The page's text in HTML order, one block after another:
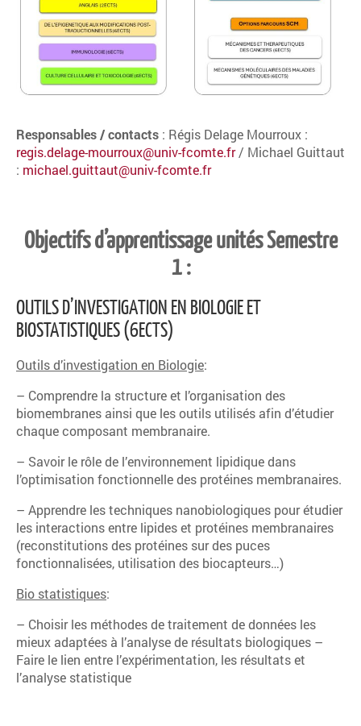
Responsables / contacts : Régis Delage Mourroux :
regis.delage-mourroux@univ-fcomte.fr/ Michael Guittaut
: michael.guittaut@univ-fcomte.fr
Objectifs d’apprentissage unités Semestre
1 :
OUTILS D’INVESTIGATION EN BIOLOGIE ET
BIOSTATISTIQUES (6ECTS)
Outils d’investigation en Biologie:
– Comprendre la structure et l’organisation des
biomembranes ainsi que les outils utilisés afin d’étudier
chaque composant membranaire.
– Savoir le rôle de l’environnement lipidique dans
l’optimisation fonctionnelle des protéines membranaires.
– Apprendre les techniques nanobiologiques pour étudier
les interactions entre lipides et protéines membranaires
(reconstitutions des protéines sur des puces
fonctionnalisées, utilisation des biocapteurs…)
Bio statistiques:
– Choisir les méthodes de traitement de données les
mieux adaptées à l’analyse de résultats biologiques –
Faire le lien entre l’expérimentation, les résultats et
l’analyse statistique